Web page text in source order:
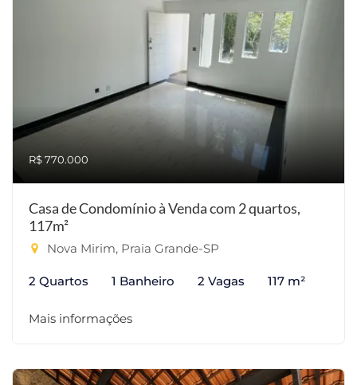
R$ 770.000
Casa de Condomínio à Venda com 2 quartos,
117m²
Nova Mirim, Praia Grande-SP
2 Quartos 1 Banheiro 2 Vagas 117 m²
Mais informações